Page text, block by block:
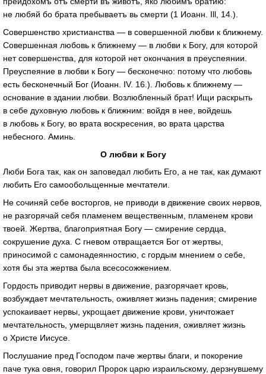
не любяй бо брата пребываетъ вь смерти (1 Иоанн. Ill, 14.).
Совершенство христианства — в совершенной любви к ближнему.
Совершенная любовь к ближнему — в любви к Богу, для которой
нет совершенства, для которой нет окончания в преуспеянии.
Преуспеяние в любви к Богу — бесконечно: потому что любовь
есть бесконечный Бог (Иоанн. IV. 16.). Любовь к ближнему —
основание в здании любви. Возлюбленный брат! Ищи раскрыть
в себе духовную любовь к ближним: войдя в нее, войдешь
в любовь к Богу, во врата воскресения, во врата царства
небесного. Аминь.
О любви к Богу
Люби Бога так, как он заповедал любить Его, а не так, как думают
любить Его самообольщенные мечтатели.
Не сочиняй себе восторгов, не приводи в движение своих нервов,
не разгорячай себя пламенем вещественным, пламенем крови
твоей. Жертва, благоприятная Богу — смирение сердца,
сокрушение духа. С гневом отвращается Бог от жертвы,
приносимой с самонадеянностию, с гордым мнением о себе,
хотя бы эта жертва была всесосожжением.
Гордость приводит нервы в движение, разгорячает кровь,
возбуждает мечтательность, оживляет жизнь падения; смирение
успокаивает нервы, укрощает движение крови, уничтожает
мечтательность, умерщвляет жизнь падения, оживляет жизнь
о Христе Иисусе.
Послушание пред Господом паче жертвы благи, и покорение
паче тука овня, говорил Пророк царю израильскому, дерзнувшему